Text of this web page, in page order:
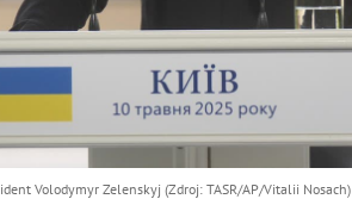
Volodymyr Zelenskyj (Zdroj: TASR/AP/Vitalii Nosach)